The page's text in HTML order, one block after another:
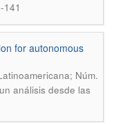
141
for autonomous
Núm.
análisis desde las